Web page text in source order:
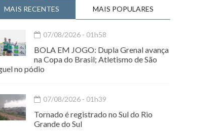
MAIS RECENTES MAIS POPULARES
07/08/2026 - 01h58
BOLA EM JOGO: Dupla Grenal avança
na Copa do Brasil; Atletismo de São
no pódio
07/08/2026 - 01h39
Tornado é registrado no Sul do Rio
Grande do Sul